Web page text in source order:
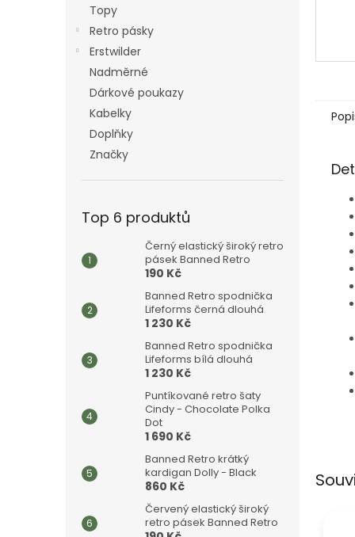
Topy
Retro pásky
Erstwilder
Nadměrné
Dárkové poukazy
Kabelky
Doplňky
Značky
Top 6 produktů
Černý elastický široký retro
pásek Banned Retro
190 Kč
Banned Retro spodnička
Lifeforms černá dlouhá
1 230 Kč
Banned Retro spodnička
Lifeforms bílá dlouhá
1 230 Kč
Puntíkované retro šaty
Cindy - Chocolate Polka
Dot
1 690 Kč
Banned Retro krátký
kardigan Dolly - Black
860 Kč
Červený elastický široký
retro pásek Banned Retro